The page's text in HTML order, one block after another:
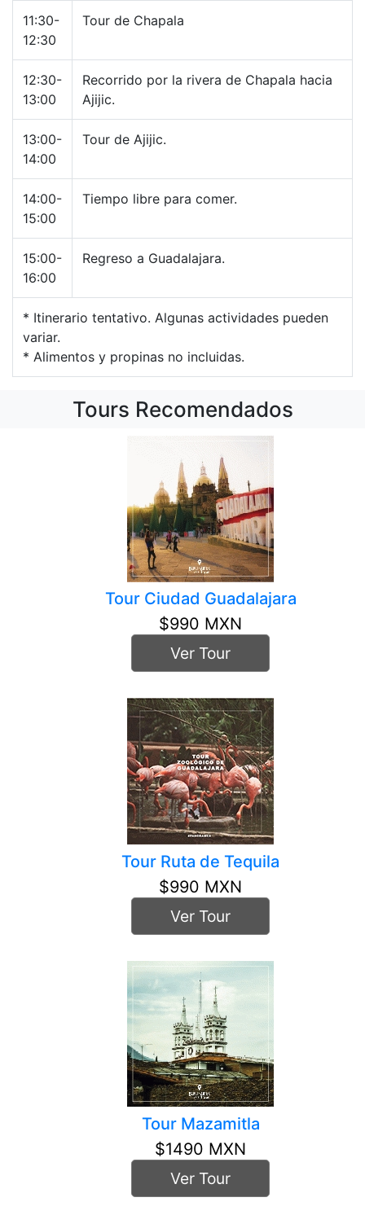
11:30-
12:30
Tour de Chapala
12:30-
13:00
Recorrido por la rivera de Chapala hacia
Ajijic.
13:00-
14:00
Tour de Ajijic.
14:00-
15:00
Tiempo libre para comer.
15:00-
16:00
Regreso a Guadalajara.
* Itinerario tentativo. Algunas actividades pueden
variar.
* Alimentos y propinas no incluidas.
Tours Recomendados
Tour Ciudad Guadalajara
$990 MXN
Ver Tour
Tour Ruta de Tequila
$990 MXN
Ver Tour
Tour Mazamitla
$1490 MXN
Ver Tour